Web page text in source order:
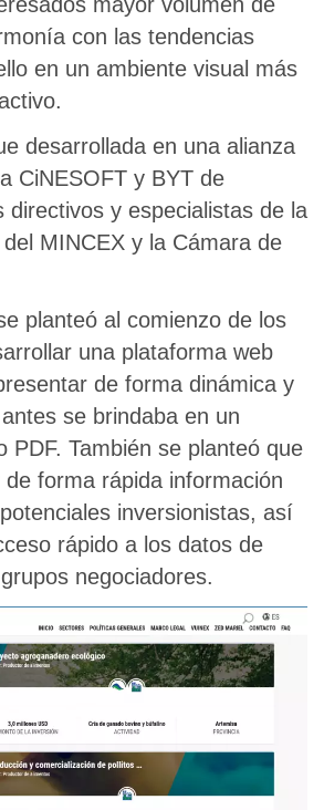
con las tendencias
en un ambiente visual más
desarrollada en una alianza
CiNESOFT y BYT de
directivos y especialistas de la
MINCEX y la Cámara de
planteó al comienzo de los
una plataforma web
de forma dinámica y
se brindaba en un
PDF. También se planteó que
forma rápida información
inversionistas, así
rápido a los datos de
negociadores.